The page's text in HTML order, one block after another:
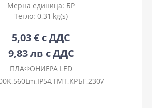
Мерна единица: БР
Тегло: 0,31 kg(s)
5,03 € с ДДС
9,83 лв с ДДС
ПЛАФОНИЕРА LED